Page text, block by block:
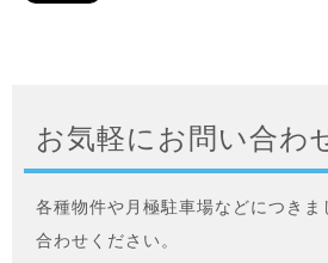
お気軽にお問い合わ
各種物件や月極駐車場などにつきま
合わせください。